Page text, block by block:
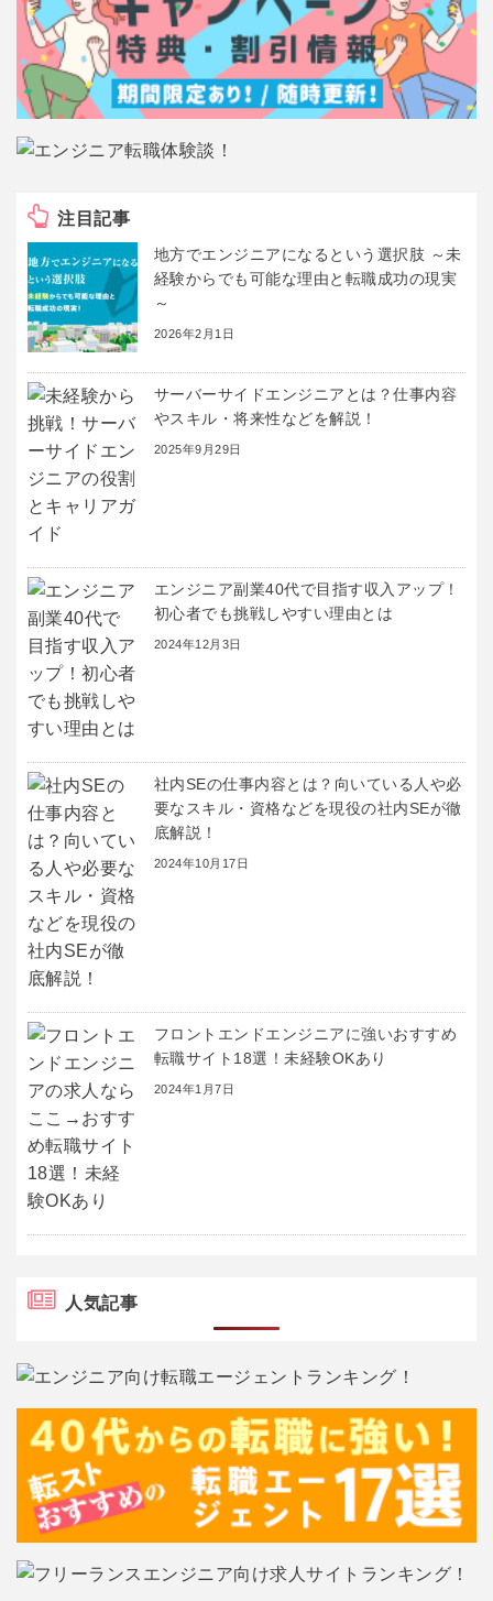
注目記事
地方でエンジニアになるという選択肢 ～未
経験からでも可能な理由と転職成功の現実
～
2026年2月1日
サーバーサイドエンジニアとは？仕事内容
やスキル・将来性などを解説！
2025年9月29日
エンジニア副業40代で目指す収入アップ！
初心者でも挑戦しやすい理由とは
2024年12月3日
社内SEの仕事内容とは？向いている人や必
要なスキル・資格などを現役の社内SEが徹
底解説！
2024年10月17日
フロントエンドエンジニアに強いおすすめ
転職サイト18選！未経験OKあり
2024年1月7日
人気記事